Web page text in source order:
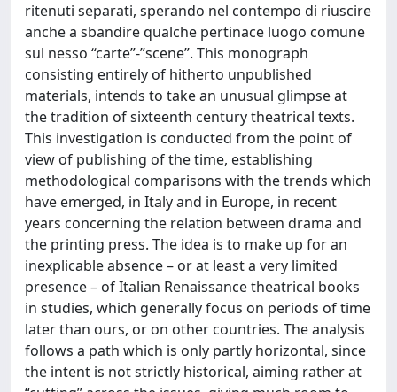
ritenuti separati, sperando nel contempo di riuscire
anche a sbandire qualche pertinace luogo comune
sul nesso “carte”-”scene”. This monograph
consisting entirely of hitherto unpublished
materials, intends to take an unusual glimpse at
the tradition of sixteenth century theatrical texts.
This investigation is conducted from the point of
view of publishing of the time, establishing
methodological comparisons with the trends which
have emerged, in Italy and in Europe, in recent
years concerning the relation between drama and
the printing press. The idea is to make up for an
inexplicable absence – or at least a very limited
presence – of Italian Renaissance theatrical books
in studies, which generally focus on periods of time
later than ours, or on other countries. The analysis
follows a path which is only partly horizontal, since
the intent is not strictly historical, aiming rather at